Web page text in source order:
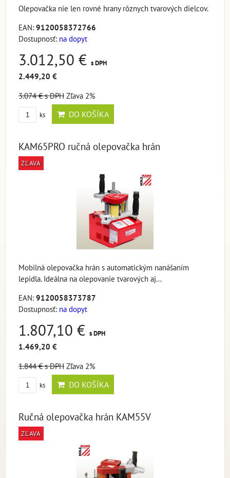
Olepovačka nie len rovné hrany rôznych tvarových dielcov.
EAN: 9120058372766
Dostupnosť: na dopyt
3.012,50 € s DPH
2.449,20 €
3.074 €s DPH Zľava 2%
ks DO KOŠÍKA
KAM65PRO ručná olepovačka hrán
ZĽAVA
Mobilná olepovačka hrán s automatickým nanášaním
lepidla. Ideálna na olepovanie tvarových aj...
EAN: 9120058373787
Dostupnosť: na dopyt
1.807,10 € s DPH
1.469,20 €
1.844 €s DPH Zľava 2%
ks DO KOŠÍKA
Ručná olepovačka hrán KAM55V
ZĽAVA